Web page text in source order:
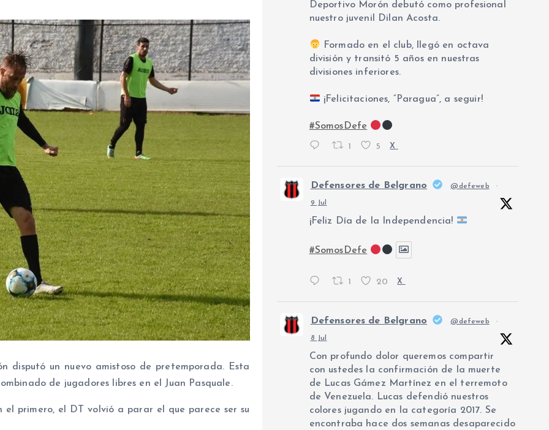
disputó un nuevo amistoso de pretemporada. Esta
de jugadores libres en el Juan Pasquale.
el primero, el DT volvió a parar el que parece ser su
Deportivo Morón debutó como profesional
nuestro juvenil Dilan Acosta.
Formado en el club, llegó en octava
división y transitó 5 años en nuestras
divisiones inferiores.
¡Felicitaciones, “Paragua”, a seguir!
#SomosDefe
1 5 X
Defensores de Belgrano @defeweb ·
9 Jul
¡Feliz Día de la Independencia!
#SomosDefe
1 20 X
Defensores de Belgrano @defeweb ·
8 Jul
Con profundo dolor queremos compartir
con ustedes la confirmación de la muerte
de Lucas Gámez Martínez en el terremoto
de Venezuela. Lucas defendió nuestros
colores jugando en la categoría 2017. Se
encontraba hace dos semanas desaparecido